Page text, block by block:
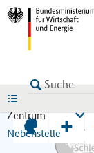
Zentrum
Nebenstelle+